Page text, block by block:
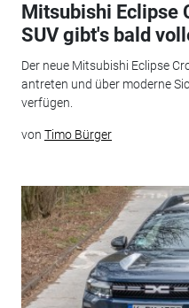
Mitsubishi Eclipse
SUV gibt's bald
Der neue Mitsubishi Eclipse
antreten und über moderne
verfügen.
von Timo Bürger